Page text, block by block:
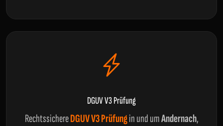
DGUV V3 Prüfung
RechtssichereDGUV V3 Prüfungin und umAndernach,